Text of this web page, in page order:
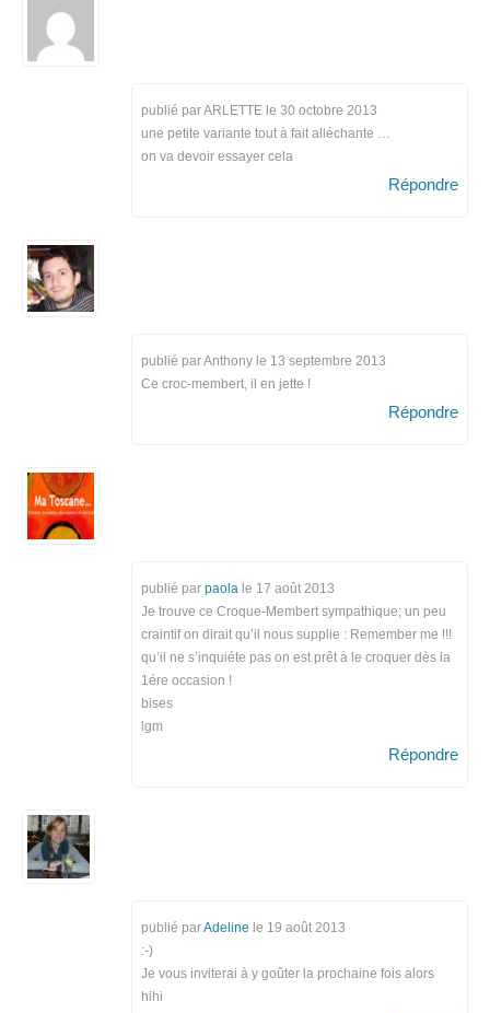
publié par ARLETTE le30 octobre 2013
une petite variante tout à fait alléchante …
on va devoir essayer cela
Répondre
publié par Anthony le 13 septembre 2013
Ce croc-membert, il en jette !
Répondre
publié parpaola le 17 août 2013
Je trouve ce Croque-Membert sympathique; un peu
craintif on dirait qu’il nous supplie : Remember me !!!
qu’il ne s’inquiéte pas on est prêt à le croquer dès la
1ére occasion !
bises
lgm
Répondre
publié parAdeline le 19 août 2013
:-)
Je vous inviterai à y goûter la prochaine fois alors
hihi